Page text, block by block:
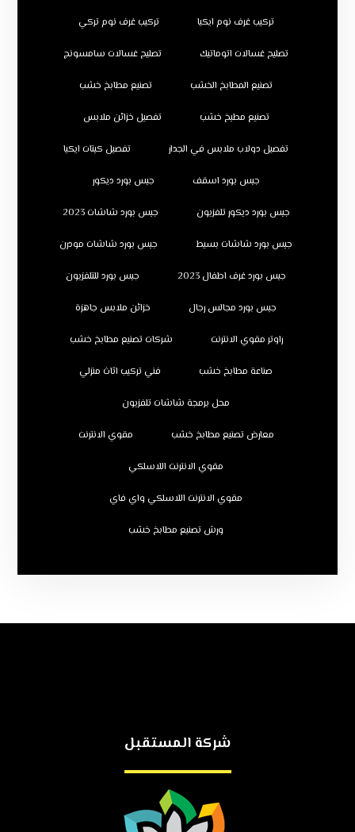
تركيب غرف نوم ايكيا تركيب غرف نوم تركي
تصليح غسالات اتوماتيك تصليح غسالات سامسونج
تصنيع المطابخ الخشب تصنيع مطابخ خشب
تصنيع مطبخ خشب تفصيل خزائن ملابس
تفصيل دولاب ملابس في الجدار تفصيل كبتات ايكيا
جبس بورد اسقف جبس بورد ديكور
جبس بورد ديكور تلفزيون جبس بورد شاشات 2023
جبس بورد شاشات بسيط جبس بورد شاشات مودرن
جبس بورد غرف اطفال 2023 جبس بورد للتلفزيون
جبس بورد مجالس رجال خزائن ملابس جاهزة
راوتر مقوي الانترنت شركات تصنيع مطابخ خشب
صناعة مطابخ خشب فني تركيب اثاث منزلي
محل برمجة شاشات تلفزيون
معارض تصنيع مطابخ خشب مقوي الانترنت
مقوي الانترنت اللاسلكي
مقوي الانترنت اللاسلكي واي فاي
ورش تصنيع مطابخ خشب
شركة المستقبل